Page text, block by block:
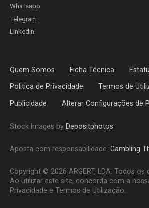
Whatsapp
Telegram
Linkedin
Quem Somos Ficha Técnica
Politica de Privacidade Termos de
Publicidade Alterar Configurações de
Stock Images by Depositphotos
Aposta com responsabilidade. Gambling
Copyright © 2026 ARGERT, LDA. Todos os
Ao utilizar este site, concorda com a
Privacidade e Termos de Utilização.